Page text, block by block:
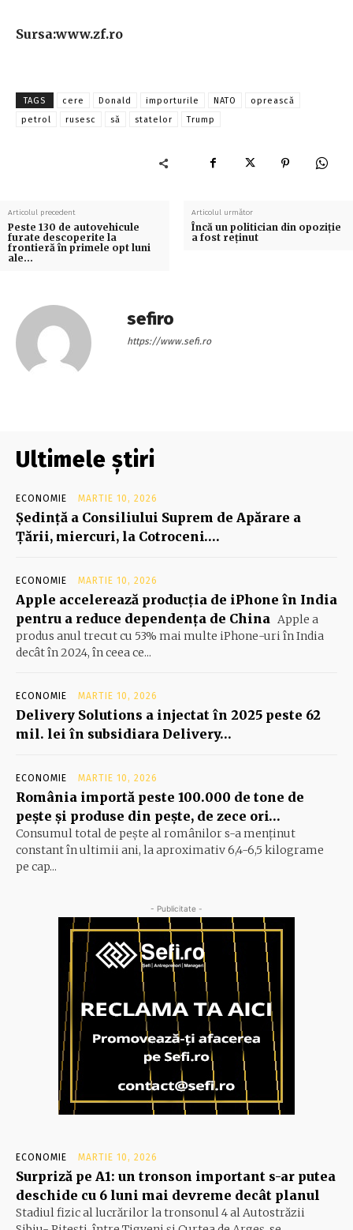
Sursa:www.zf.ro
TAGS cere Donald importurile NATO
oprească
petrol
rusesc să statelor Trump
Articolul precedent
Peste 130 de autovehicule
furate descoperite la
frontieră în primele opt luni
ale…
Articolul următor
Încă un politician din opoziţie
a fost reţinut
sefiro
https://www.sefi.ro
Ultimele știri
ECONOMIE MARTIE 10, 2026
Şedinţă a Consiliului Suprem de Apărare a
Ţării, miercuri, la Cotroceni….
ECONOMIE MARTIE 10, 2026
Apple accelerează producția de iPhone în India
pentru a reduce dependența de China Apple a
produs anul trecut cu 53% mai multe iPhone-uri în India
decât în 2024, în ceea ce...
ECONOMIE MARTIE 10, 2026
Delivery Solutions a injectat în 2025 peste 62
mil. lei în subsidiara Delivery…
ECONOMIE MARTIE 10, 2026
România importă peste 100.000 de tone de
peşte şi produse din peşte, de zece ori…
Consumul total de peşte al ro­mâ­nilor s-a menţinut
constant în ul­timii ani, la aproximativ 6,4-6,5 ki­lograme
pe cap...
- Publicitate -
ECONOMIE MARTIE 10, 2026
Surpriză pe A1: un tronson important s-ar putea
deschide cu 6 luni mai devreme decât planul
Stadiul fizic al lucrărilor la tronsonul 4 al Autostrăzii